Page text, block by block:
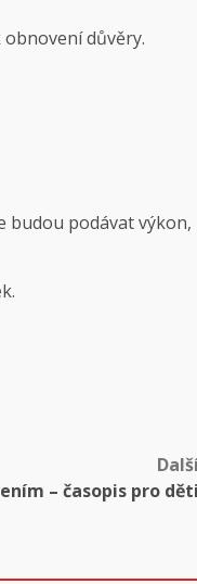
důvěry.
budou podávat výkon,
– časopis pro